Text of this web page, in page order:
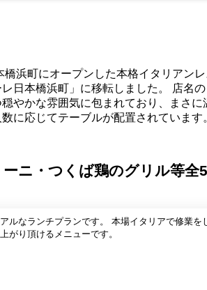
浜町にオープンした本格イタリアン
日本橋浜町」に移転しました。 店名
やかな雰囲気に包まれており、まさ
に応じてテーブルが配置されていま
ニ・つくば鶏のグリル等全
タリアで修業をしたシェフがお送りする本格的なイ
がり頂けるメニューです。